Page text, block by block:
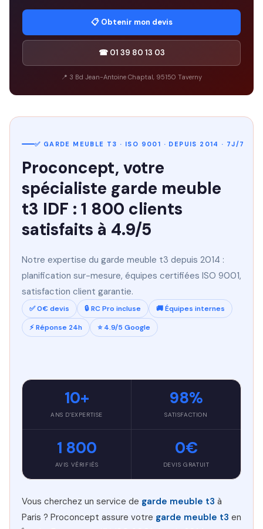
📋 Obtenir mon devis
☎ 01 39 80 13 03
📍 3 Bd Jean-Antoine Chaptal, 95150 Taverny
✅ GARDE MEUBLE T3 · ISO 9001 · DEPUIS 2014 · 7J/7
Proconcept, votre
spécialiste garde meuble
t3 IDF : 1 800 clients
satisfaits à 4.9/5
Notre expertise du garde meuble t3 depuis 2014 :
planification sur-mesure, équipes certifiées ISO 9001,
satisfaction client garantie.
✅ 0€ devis 🔒 RC Pro incluse
🚚 Équipes internes
⚡ Réponse 24h
⭐ 4.9/5 Google
10+
ANS D'EXPERTISE
98%
SATISFACTION
1 800
AVIS VÉRIFIÉS
0€
DEVIS GRATUIT
Vous cherchez un service de garde meuble t3 à
Paris ? Proconcept assure votre garde meuble t3 en